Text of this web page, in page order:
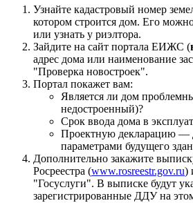
Узнайте кадастровый номер
котором строится дом. Его
или узнать у риэлтора.
Зайдите на сайт портала ЕИЖС (
адрес дома или наименование
"Проверка новостроек".
Портал покажет вам:
Является ли дом
недостроенный)?
Срок ввода дома в
Проектную декларацию —
параметрами будущего
Дополнительно закажите
Росреестра (www.rosreestr.gov.ru)
"Госуслуги". В выписке будут
зарегистрированные ДДУ на